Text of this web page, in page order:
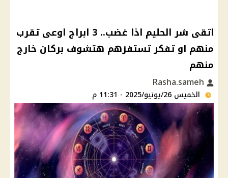
اتقى شر الحليم اذا غضب.. 3 ابراج اوعى تقرب
منهم او تفكر تستفزهم هتشوف بركان خارج
منهم
الخميس 26/يونيو/2025 - 11:31 م